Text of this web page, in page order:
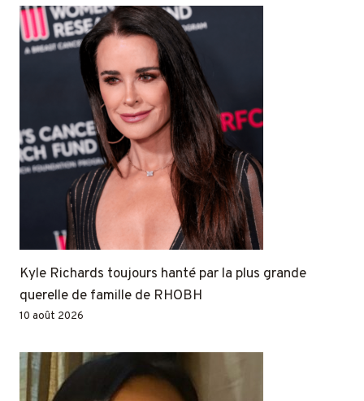
Kyle Richards toujours hanté par la plus grande
querelle de famille de RHOBH
10 août 2026